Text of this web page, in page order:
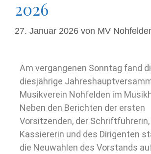
2026
27. Januar 2026 von MV
Am vergangenen Sonntag fand
diesjährige
Musikverein Nohfelden im
Neben den Berichten der ersten
Vorsitzenden, der Schriftführerin,
Kassiererin und des Dirigenten
die Neuwahlen des Vorstands